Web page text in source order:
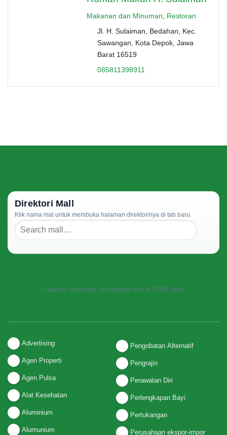
Makanan dan Minuman
Restoran
Jl. H. Sulaiman, Bedahan, Kec.
Sawangan, Kota Depok, Jawa
Barat 16519
085811398911
Direktori Mall
Klik nama mal untuk membuka halaman direktorinya di tab baru.
Failed to load data: Unexpected end of JSON input
Advertising
Agen Properti
Agen Pulsa
Alat Kesehatan
Aluminium
Alumunium
Pengobatan Alternatif
Pengrajin
Perawatan Diri
Perlengkapan Bayi
Pertukangan
Perusahaan ekspor-impor